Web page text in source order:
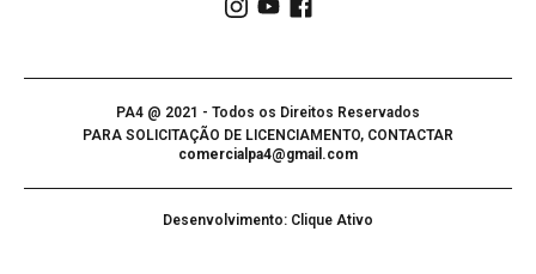
PA4 @ 2021 - Todos os Direitos Reservados
PARA SOLICITAÇÃO DE LICENCIAMENTO, CONTACTAR
comercialpa4@gmail.com
Desenvolvimento: Clique Ativo